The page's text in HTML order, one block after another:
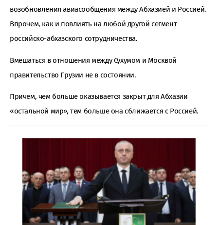
возобновления авиасообщения между Абхазией и Россией.
Впрочем, как и повлиять на любой другой сегмент
российско-абхазского сотрудничества.
Вмешаться в отношения между Сухумом и Москвой
правительство Грузии не в состоянии.
Причем, чем больше оказывается закрыт для Абхазии
«остальной мир», тем больше она сближается с Россией.